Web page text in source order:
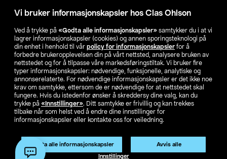
Vi bruker informasjonskapsler hos Clas Ohlson
Ved å trykke på «Godta alle informasjonskapsler» samtykker du i at vi
lagrer informasjonskapsler (cookies) og annen sporingsteknologi på
din enhet i henhold til vår policy for informasjonskapsler for å
forbedre brukeropplevelsen din på vårt nettsted, analysere bruken av
nettstedet og for å tilpasse våre markedsføringstiltak. Vi bruker fire
typer informasjonskapsler: nødvendige, funksjonelle, analytiske og
annonserelaterte. For nødvendige informasjonskapsler er det ikke noe
krav om samtykke, ettersom de er nødvendige for at nettstedet skal
fungere. Hvis du istedenfor ønsker å skreddersy dine valg, kan du
trykke på «Innstillinger». Ditt samtykke er frivillig og kan trekkes
tilbake når som helst ved å endre dine innstillinger for
informasjonskapsler eller kontakte oss for veiledning.
Godta alle informasjonskapsler Avvis alle
Innstillinger
Våre selskaper
Finn din butikk
SE NO FI
Privacy statement Medlemsvilkår Kjøpsvilkår
For bedrifter